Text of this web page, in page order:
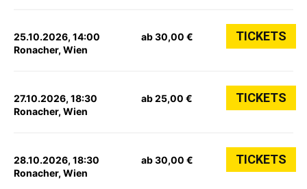
25.10.2026, 14:00
Ronacher, Wien
ab 30,00 € TICKETS
27.10.2026, 18:30
Ronacher, Wien
ab 25,00 € TICKETS
28.10.2026, 18:30
Ronacher, Wien
ab 30,00 € TICKETS